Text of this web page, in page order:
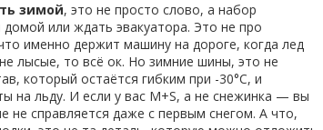
зимой, это не просто слово, а набор
или ждать эвакуатора. Это не про
именно держит машину на дороге, когда лед
лысые, то всё ок. Но зимние шины, это не
который остаётся гибким при -30°C, и
на льду. И если у вас M+S, а не снежинка — вы
не справляется даже с первым снегом. А что,